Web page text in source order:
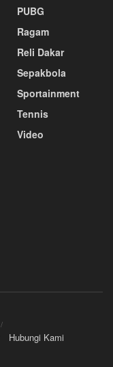
PUBG
Ragam
Reli Dakar
Sepakbola
Sportainment
Tennis
Video
Hubungi Kami